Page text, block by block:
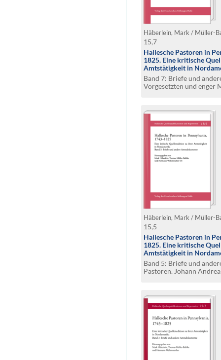
15,7
Hallesche Pastoren in
1825. Eine kritische
Amtstätigkeit in
Band 7: Briefe und
Vorgesetzten und enger
15,5
Hallesche Pastoren in
1825. Eine kritische
Amtstätigkeit in
Band 5: Briefe und
Pastoren. Johann